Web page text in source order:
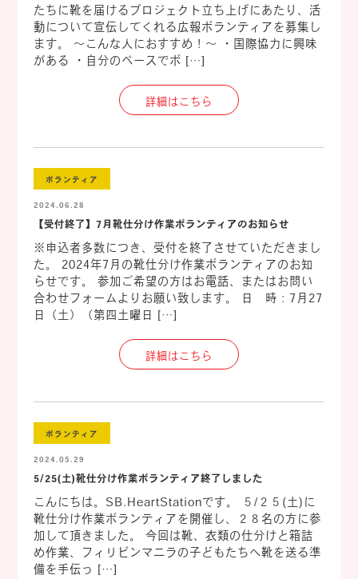
たちに靴を届けるプロジェクト立ち上げにあたり、活
動について宣伝してくれる広報ボランティアを募集し
ます。 ～こんな人におすすめ！～ ・国際協力に興味
がある ・自分のペースでボ […]
詳細はこちら
ボランティア
2024.06.28
【受付終了】7月靴仕分け作業ボランティアのお知らせ
※申込者多数につき、受付を終了させていただきまし
た。 2024年7月の靴仕分け作業ボランティアのお知
らせです。 参加ご希望の方はお電話、またはお問い
合わせフォームよりお願い致します。 日 時：7月27
日（土）（第四土曜日 […]
詳細はこちら
ボランティア
2024.05.29
5/25(土)靴仕分け作業ボランティア終了しました
こんにちは。SB.HeartStationです。 ５/２５(土)に
靴仕分け作業ボランティアを開催し、２８名の方に参
加して頂きました。 今回は靴、衣類の仕分けと箱詰
め作業、フィリピンマニラの子どもたちへ靴を送る準
備を手伝っ […]